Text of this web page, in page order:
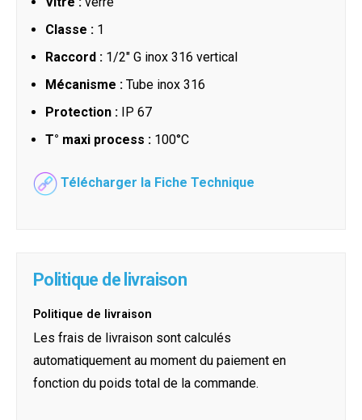
Classe : 1
Raccord : 1/2" G inox 316 vertical
Mécanisme : Tube inox 316
Protection : IP 67
T° maxi process : 100°C
Télécharger la Fiche Technique
Politique de livraison
Politique de livraison
Les frais de livraison sont calculés
automatiquement au moment du paiement en
fonction du poids total de la commande.